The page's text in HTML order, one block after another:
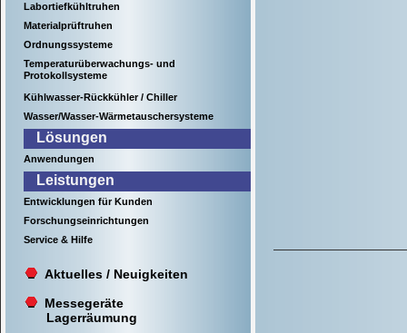
Labortiefkühltruhen
Materialprüftruhen
Ordnungssysteme
Temperaturüberwachungs- und
Protokollsysteme
Kühlwasser-Rückkühler / Chiller
Wasser/Wasser-Wärmetauschersysteme
Lösungen
Anwendungen
Leistungen
Entwicklungen für Kunden
Forschungseinrichtungen
Service & Hilfe
Aktuelles / Neuigkeiten
Messegeräte
Lagerräumung